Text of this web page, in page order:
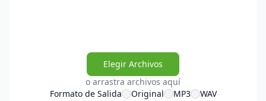
Elegir Archivos
o arrastra archivos aquí
Formato de Salida
Original MP3 WAV